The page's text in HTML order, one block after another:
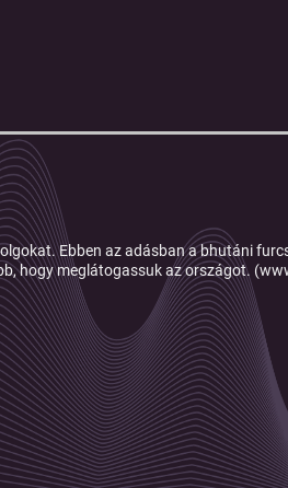
Ebben az adásban a bhutáni
hogy meglátogassuk az országot.